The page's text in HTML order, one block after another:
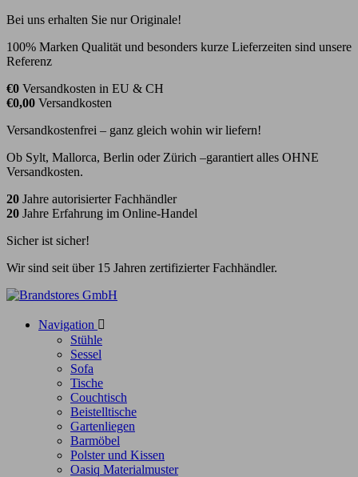
Bei uns erhalten Sie nur Originale!
100% Marken Qualität und besonders kurze Lieferzeiten sind unsere
Referenz
€0 Versandkosten in EU & CH
€0,00 Versandkosten
Versandkostenfrei – ganz gleich wohin wir liefern!
Ob Sylt, Mallorca, Berlin oder Zürich –garantiert alles OHNE
Versandkosten.
20 Jahre autorisierter Fachhändler
20 Jahre Erfahrung im Online-Handel
Sicher ist sicher!
Wir sind seit über 15 Jahren zertifizierter Fachhändler.
Navigation 
Stühle
Sessel
Sofa
Tische
Couchtisch
Beistelltische
Gartenliegen
Barmöbel
Polster und Kissen
Oasiq Materialmuster